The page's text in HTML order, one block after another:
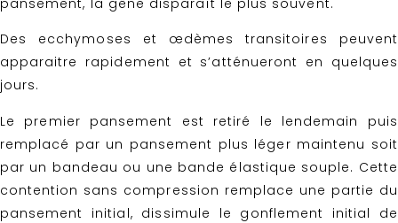
Des ecchymoses et œdèmes transitoires peuvent
apparaitre rapidement et s’atténueront en quelques
jours.
Le premier pansement est retiré le lendemain puis
remplacé par un pansement plus léger maintenu soit
par un bandeau ou une bande élastique souple. Cette
contention sans compression remplace une partie du
pansement initial, dissimule le gonflement initial de